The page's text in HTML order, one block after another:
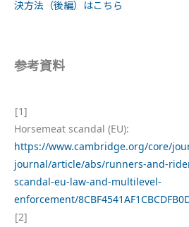
決方法（後編）はこちら
参考資料
[1]
Horsemeat scandal (EU):
https://www.cambridge.org/core/
journal/article/abs/runners-and-
scandal-eu-law-and-multilevel-
enforcement/
[2]